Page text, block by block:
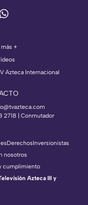
más +
Azteca Internacional
2718 | Conmutador
DerechosInversionistas
nosotros
cumplimiento
Azteca III y